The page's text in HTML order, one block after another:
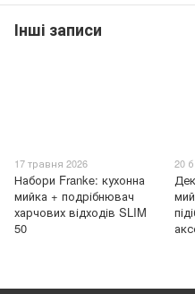
Інші записи
17 травня 2026
Набори Franke: кухонна
мийка + подрібнювач
харчових відходів SLIM
50
20